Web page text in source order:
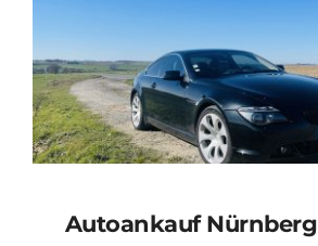
Autoankauf Nürnberg